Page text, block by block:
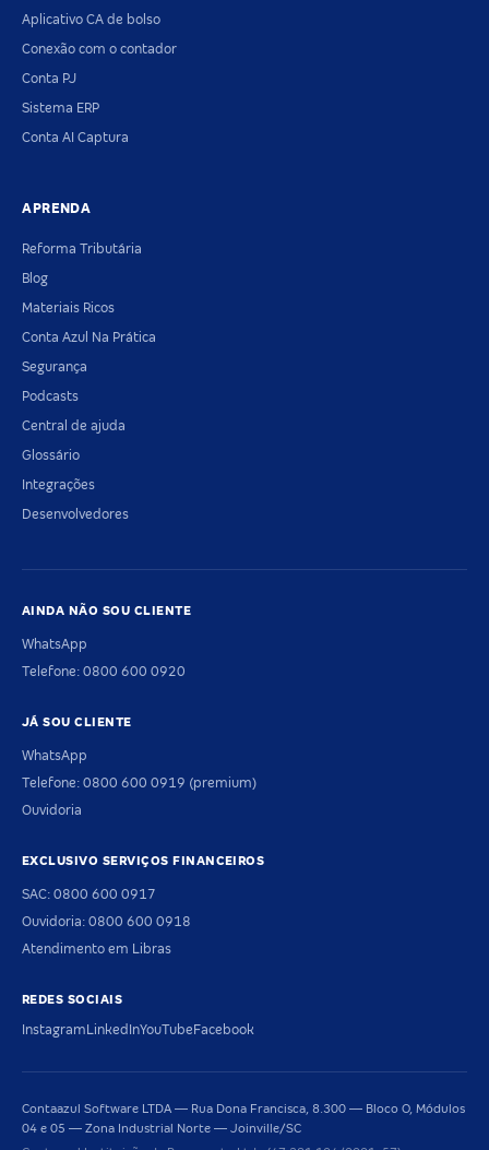
Aplicativo CA de bolso
Conexão com o contador
Conta PJ
Sistema ERP
Conta AI Captura
APRENDA
Reforma Tributária
Blog
Materiais Ricos
Conta Azul Na Prática
Segurança
Podcasts
Central de ajuda
Glossário
Integrações
Desenvolvedores
AINDA NÃO SOU CLIENTE
WhatsApp
Telefone: 0800 600 0920
JÁ SOU CLIENTE
WhatsApp
Telefone: 0800 600 0919 (premium)
Ouvidoria
EXCLUSIVO SERVIÇOS FINANCEIROS
SAC: 0800 600 0917
Ouvidoria: 0800 600 0918
Atendimento em Libras
REDES SOCIAIS
InstagramLinkedInYouTubeFacebook
Contaazul Software LTDA — Rua Dona Francisca, 8.300 — Bloco O, Módulos
04 e 05 — Zona Industrial Norte — Joinville/SC